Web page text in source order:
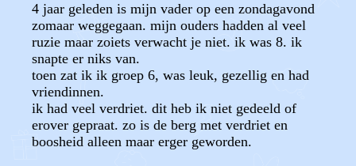
4 jaar geleden is mijn vader op een zondagavond
zomaar weggegaan. mijn ouders hadden al veel
ruzie maar zoiets verwacht je niet. ik was 8. ik
snapte er niks van.
toen zat ik ik groep 6, was leuk, gezellig en had
vriendinnen.
ik had veel verdriet. dit heb ik niet gedeeld of
erover gepraat. zo is de berg met verdriet en
boosheid alleen maar erger geworden.